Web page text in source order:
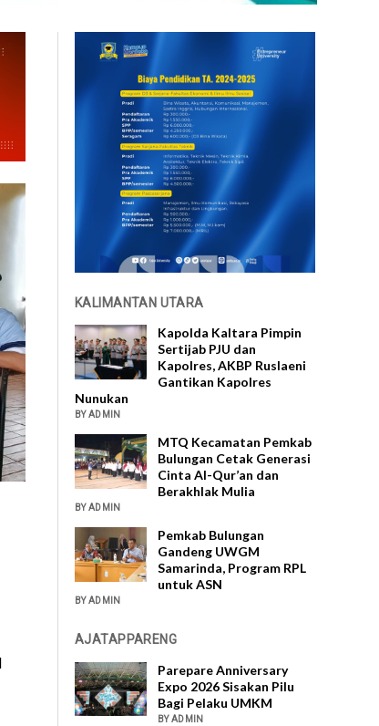
KALIMANTAN UTARA
Kapolda Kaltara Pimpin
Sertijab PJU dan
Kapolres, AKBP Ruslaeni
Gantikan Kapolres
Nunukan
BY ADMIN
MTQ Kecamatan Pemkab
Bulungan Cetak Generasi
Cinta Al-Qur’an dan
Berakhlak Mulia
BY ADMIN
Pemkab Bulungan
Gandeng UWGM
Samarinda, Program RPL
untuk ASN
BY ADMIN
AJATAPPARENG
Parepare Anniversary
Expo 2026 Sisakan Pilu
Bagi Pelaku UMKM
BY ADMIN